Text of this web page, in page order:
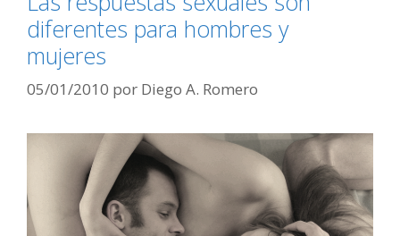
diferentes para hombres y
mujeres
05/01/2010 por Diego A. Romero